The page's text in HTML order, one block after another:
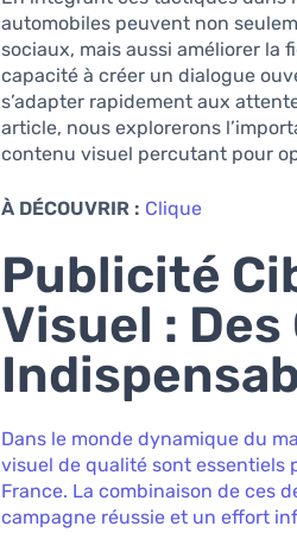
automobiles peuvent non
sociaux, mais aussi améliorer la
capacité à créer un dialogue
s’adapter rapidement aux
article, nous explorerons
contenu visuel percutant pour
À DÉCOUVRIR : Clique
Publicité
Visuel :
Dans le monde dynamique du
visuel de qualité sont essentiels
France. La combinaison de ces
campagne réussie et un effort